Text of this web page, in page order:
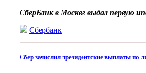
СберБанк в Москве выдал первую
Сбербанк
Сбер зачислил президентские выплаты по